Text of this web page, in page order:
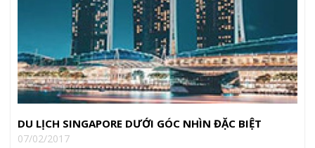
DU LỊCH SINGAPORE DƯỚI GÓC NHÌN ĐẶC BIỆT
07/02/2017